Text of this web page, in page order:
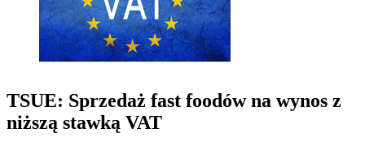
TSUE: Sprzedaż fast foodów na wynos z
niższą stawką VAT